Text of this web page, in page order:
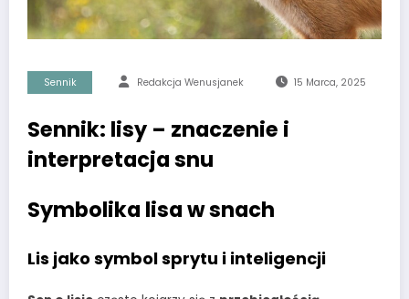
Sennik Redakcja Wenusjanek 15 Marca, 2025
Sennik: lisy – znaczenie i
interpretacja snu
Symbolika lisa w snach
Lis jako symbol sprytu i inteligencji